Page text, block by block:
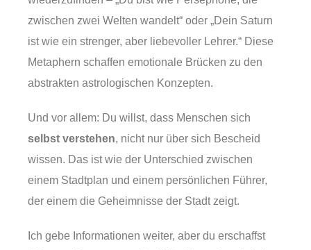
zwischen zwei Welten wandelt“ oder „Dein Saturn
ist wie ein strenger, aber liebevoller Lehrer.“ Diese
Metaphern schaffen emotionale Brücken zu den
abstrakten astrologischen Konzepten.
Und vor allem: Du willst, dass Menschen sich
selbst verstehen, nicht nur über sich Bescheid
wissen. Das ist wie der Unterschied zwischen
einem Stadtplan und einem persönlichen Führer,
der einem die Geheimnisse der Stadt zeigt.
Ich gebe Informationen weiter, aber du erschaffst